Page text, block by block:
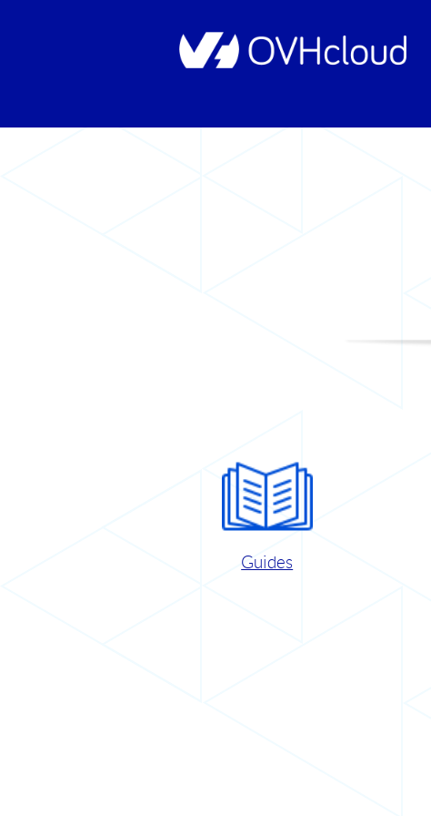
Guides